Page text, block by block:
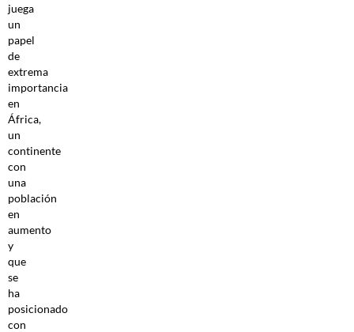
juega
un
papel
de
extrema
importancia
en
África,
un
continente
con
una
población
en
aumento
y
que
se
ha
posicionado
con